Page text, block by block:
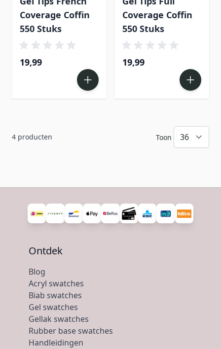
Coverage Coffin
550 Stuks
19,99
Coverage Coffin
550 Stuks
19,99
4 producten Toon
Ontdek
Blog
Acryl swatches
Biab swatches
Gel swatches
Gellak swatches
Rubber base swatches
Handleidingen